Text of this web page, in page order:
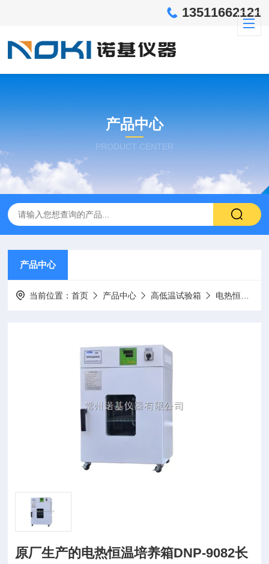
13511662121
产品中心
PRODUCT CENTER
产品中心
当前位置：首页 产品中心 高低温试验箱 电热恒温培养箱
原厂生产的电热恒温培养箱DNP-9082长